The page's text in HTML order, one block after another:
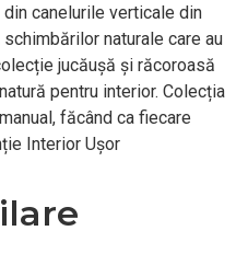
canelurile verticale din
naturale care au
jucăușă și răcoroasă
pentru interior. Colecția
făcând ca fiecare
Interior Ușor